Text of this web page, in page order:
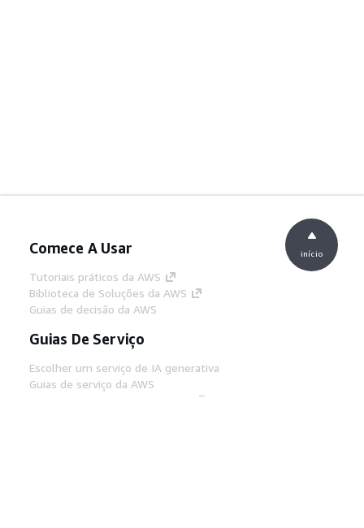
Comece A Usar
Tutoriais práticos da AWS
Biblioteca de Soluções da AWS
Guias de decisão da AWS
Guias De Serviço
Escolher um serviço de IA generativa
Guias de serviço da AWS
início